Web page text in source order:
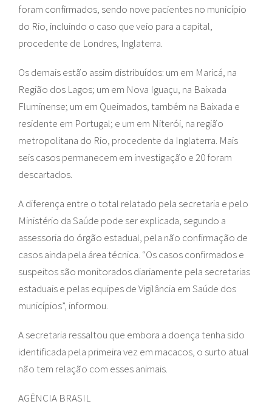
foram confirmados, sendo nove pacientes no município
do Rio, incluindo o caso que veio para a capital,
procedente de Londres, Inglaterra.
Os demais estão assim distribuídos: um em Maricá, na
Região dos Lagos; um em Nova Iguaçu, na Baixada
Fluminense; um em Queimados, também na Baixada e
residente em Portugal; e um em Niterói, na região
metropolitana do Rio, procedente da Inglaterra. Mais
seis casos permanecem em investigação e 20 foram
descartados.
A diferença entre o total relatado pela secretaria e pelo
Ministério da Saúde pode ser explicada, segundo a
assessoria do órgão estadual, pela não confirmação de
casos ainda pela área técnica. “Os casos confirmados e
suspeitos são monitorados diariamente pela secretarias
estaduais e pelas equipes de Vigilância em Saúde dos
municípios”, informou.
A secretaria ressaltou que embora a doença tenha sido
identificada pela primeira vez em macacos, o surto atual
não tem relação com esses animais.
AGÊNCIA BRASIL